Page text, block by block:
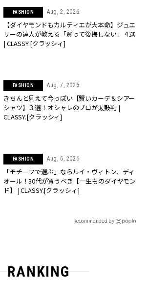
FASHION Aug, 2, 2026
【ダイヤモンドもカルティエが大本命】ジュエ
リーの達人が教える「買って後悔しない」４選
| CLASSY.[クラッシィ]
FASHION Aug, 7, 2026
きちんと見えて今っぽい【賢いカーデ＆シアー
シャツ】３選！オシャレのプロが太鼓判 |
CLASSY.[クラッシィ]
FASHION Aug, 6, 2026
「モチーフで選ぶ」ならルイ・ヴィトン、ディ
オール！30代が買うべき【一生ものダイヤモン
ド】 | CLASSY.[クラッシィ]
Recommended by
RANKING